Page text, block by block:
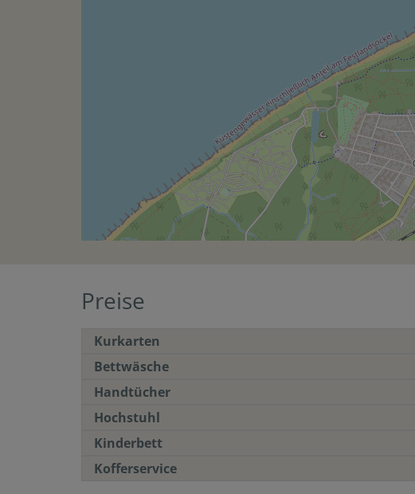
Preise
Kurkarten
Bettwäsche
Handtücher
Hochstuhl
Kinderbett
Kofferservice